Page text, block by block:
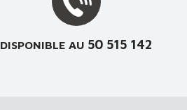
DISPONIBLE AU 50 515 142